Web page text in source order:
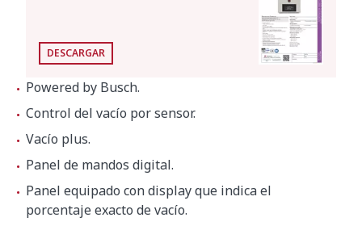
Dimensiones exteriores
Fondo
Alto
Peso neto 48.9 kg
DESCARGAR
Powered by Busch.
Control del vacío por sensor.
Vacío plus.
Panel de mandos digital.
Panel equipado con display que indica el
porcentaje exacto de vacío.